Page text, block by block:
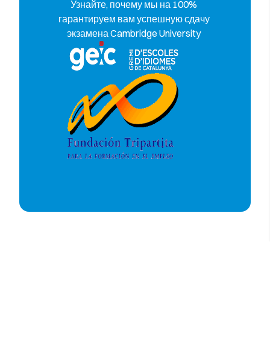
Узнайте, почему мы на 100%
гарантируем вам успешную сдачу
экзамена Cambridge University